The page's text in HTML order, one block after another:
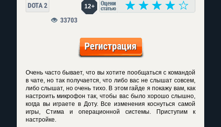
DOTA 2 12+
33703
Регистрация
Очень часто бывает, что вы хотите пообщаться с командой
в чате, но так получается, что либо вас не слышат совсем,
либо слышат, но очень тихо. В этом гайде я покажу вам, как
настроить микрофон так, чтобы вас было хорошо слышно,
когда вы играете в Доту. Все изменения коснуться самой
игры, Стима и операционной системы. Приступим к
настройке.